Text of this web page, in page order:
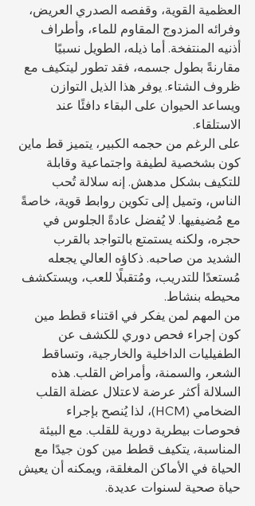
العظمية القوية، وقفصه الصدري العريض،
وفرائه المزدوج المقاوم للماء، وأطراف
أذنيه المنتفخة. أما ذيله، الطويل نسبيًا
مقارنةً بطول جسمه، فقد تطور ليتكيف مع
ظروف الشتاء. يوفر هذا الذيل التوازن
ويساعد الحيوان على البقاء دافئًا عند
الاستلقاء.
على الرغم من حجمه الكبير، يتميز قط ماين
كون بشخصية لطيفة واجتماعية وقابلة
للتكيف بشكل مدهش. إنه سلالة تُحب
الناس، وتميل إلى تكوين روابط قوية، خاصةً
مع مُضيفيها. لا يُفضل عادةً الجلوس في
حجره، ولكنه يستمتع بالتواجد بالقرب
الشديد من صاحبه. ذكاؤه العالي يجعله
مُستعدًا للتدريب، ومُتقبلًا للعب، ويستكشف
محيطه بنشاط.
من المهم لمن يفكر في اقتناء قطط مين
كون إجراء فحص دوري للكشف عن
الطفيليات الداخلية والخارجية، وتساقط
الشعر، والسمنة، وأمراض القلب. هذه
السلالة أكثر عرضة لاعتلال عضلة القلب
الضخامي (HCM)، لذا يُنصح بإجراء
فحوصات بيطرية دورية للقلب. مع البيئة
المناسبة، يتكيف قطط مين كون جيدًا مع
الحياة في الأماكن المغلقة، ويمكنه أن يعيش
حياة صحية لسنوات عديدة.